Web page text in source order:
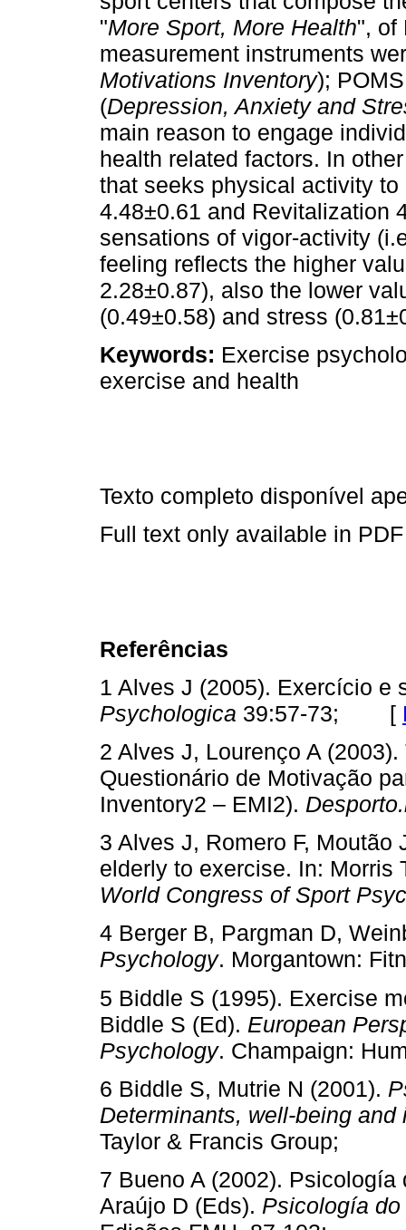
"More Sport, More Health", of
measurement instruments
Motivations Inventory);
(Depression, Anxiety and
main reason to engage
health related factors. In
that seeks physical activity
4.48±0.61 and Revitalization
sensations of vigor-activity
feeling reflects the higher
2.28±0.87), also the lower
(0.49±0.58) and stress
Keywords: Exercise
exercise and health
Texto completo disponível
Full text only available in PDF
Referências
1 Alves J (2005). Exercício e
Psychologica 39:57-73; [
2 Alves J, Lourenço A
Questionário de Motivação
Inventory2 – EMI2).
3 Alves J, Romero F,
elderly to exercise. In: Morris
World Congress of Sport
4 Berger B, Pargman D,
Psychology. Morgantown:
5 Biddle S (1995). Exercise
Biddle S (Ed). European
Psychology. Champaign:
6 Biddle S, Mutrie N (2001).
Determinants, well-being and
Taylor & Francis Group;
7 Bueno A (2002).
Araújo D (Eds). Psicología